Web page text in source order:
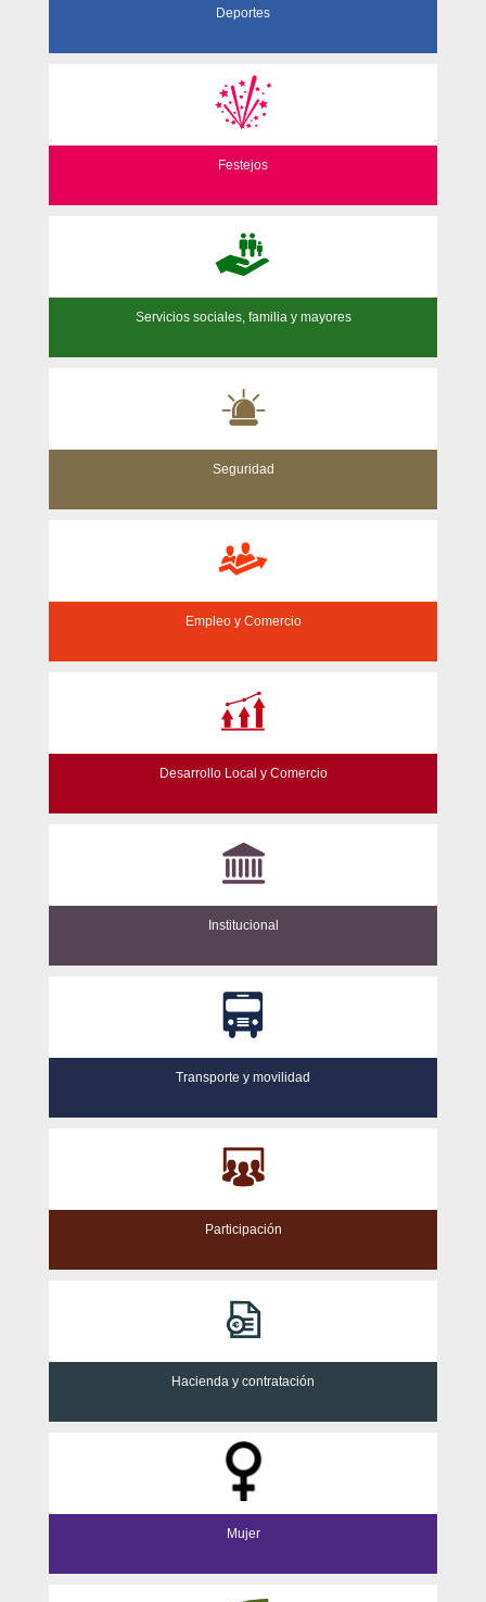
Deportes
Festejos
Servicios sociales, familia y mayores
Seguridad
Empleo y Comercio
Desarrollo Local y Comercio
Institucional
Transporte y movilidad
Participación
Hacienda y contratación
Mujer